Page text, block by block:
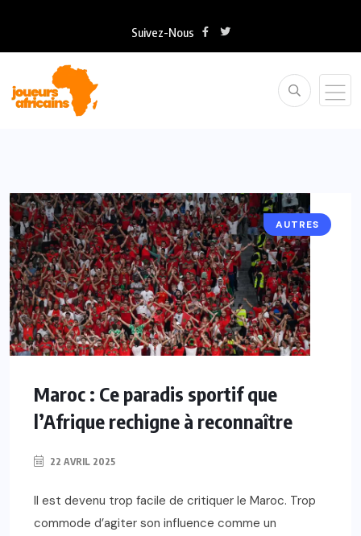
Suivez-Nous
AUTRES
Maroc : Ce paradis sportif que
l’Afrique rechigne à reconnaître
22 AVRIL 2025
Il est devenu trop facile de critiquer le Maroc. Trop
commode d’agiter son influence comme un